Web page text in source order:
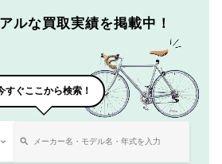
ルな買取実績を掲載中！
すぐここから検索！